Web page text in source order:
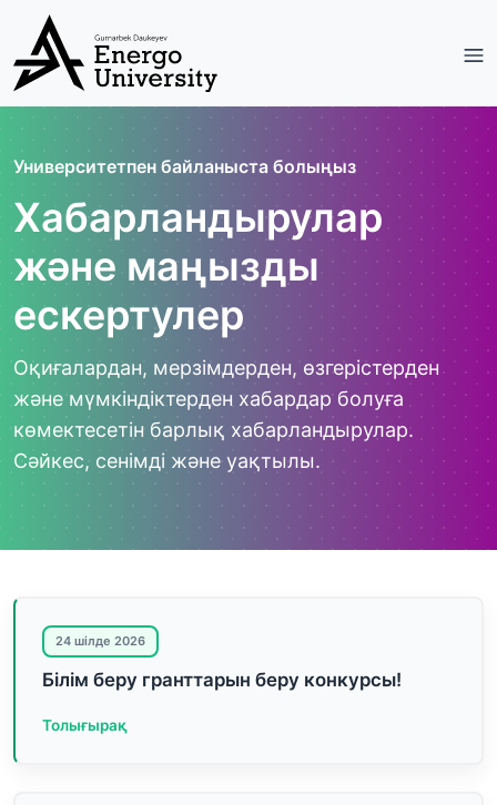
Университетпен байланыста болыңыз
Хабарландырулар
және маңызды
ескертулер
Оқиғалардан, мерзімдерден, өзгерістерден
және мүмкіндіктерден хабардар болуға
көмектесетін барлық хабарландырулар.
Сәйкес, сенімді және уақтылы.
24 шілде 2026
Білім беру гранттарын беру конкурсы!
Толығырақ